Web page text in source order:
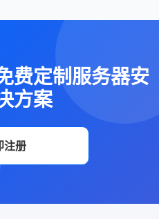
费定制服务器安
方案
注册